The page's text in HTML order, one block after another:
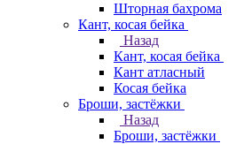
Шторная бахрома
Кант, косая бейка
Назад
Кант, косая бейка
Кант атласный
Косая бейка
Броши, застёжки
Назад
Броши, застёжки